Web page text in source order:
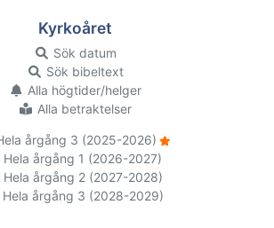
Kyrkoåret
Sök datum
Sök bibeltext
Alla högtider/helger
Alla betraktelser
årgång 3 (2025-2026)
Hela årgång 1 (2026-2027)
Hela årgång 2 (2027-2028)
årgång 3 (2028-2029)